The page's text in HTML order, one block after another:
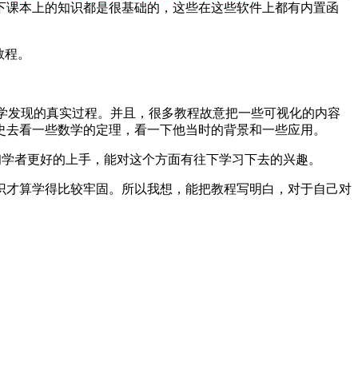
本上的知识都是很基础的，这些在这些软件上都有内置函
。
发现的真实过程。并且，很多教程故意把一些可视化的内容
看一些数学的定理，看一下他当时的背景和一些应用。
者更好的上手，能对这个方面有往下学习下去的兴趣。
算学得比较牢固。所以我想，能把教程写明白，对于自己对